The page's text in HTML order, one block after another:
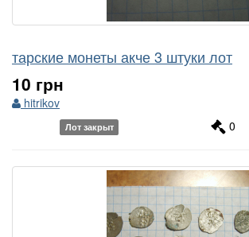
тарские монеты акче 3 штуки лот
10 грн
hitrikov
Лот закрыт 0